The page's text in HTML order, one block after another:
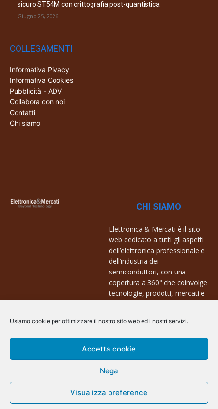
Usiamo cookie per ottimizzare il nostro sito web ed i nostri servizi.
Accetta cookie
Nega
Visualizza preference
sicuro ST54M con crittografia post-quantistica
Giugno 25, 2026
COLLEGAMENTI
Informativa Pivacy
Informativa Cookies
Pubblicità - ADV
Collabora con noi
Contatti
Chi siamo
CHI SIAMO
Elettronica & Mercati è il sito
web dedicato a tutti gli aspetti
dell’elettronica professionale e
dell’industria dei
semiconduttori, con una
copertura a 360° che coinvolge
tecnologie, prodotti, mercati e
Contatti:
info@arscommunication.it
@ArsCommunication 2023